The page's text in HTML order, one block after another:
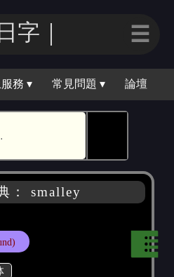
字｜ ☰
務 ▾ 常見問題 ▾ 論壇
： smalley